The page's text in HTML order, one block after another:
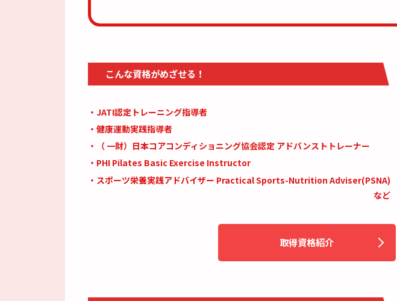
こんな資格がめざせる！
・JATI認定トレーニング指導者
・健康運動実践指導者
・（ 一財）日本コアコンディショニング協会認定 アドバンストトレーナー
・PHI Pilates Basic Exercise Instructor
・スポーツ栄養実践アドバイザー Practical Sports-Nutrition Adviser(PSNA)
取得資格紹介